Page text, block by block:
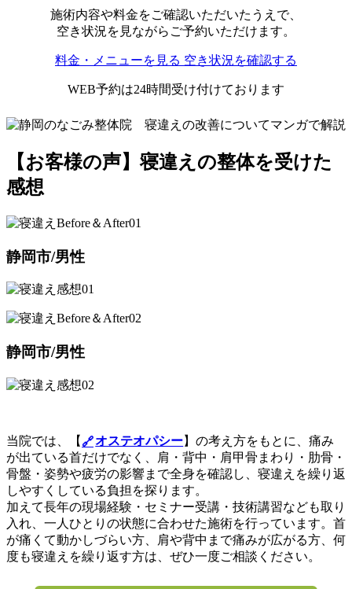
施術内容や料金をご確認いただいたうえで、
空き状況を見ながらご予約いただけます。
料金・メニューを見る 空き状況を確認する
WEB予約は24時間受け付けております
【お客様の声】寝違えの整体を受けた
感想
静岡市/男性
静岡市/男性
当院では、【 オステオパシー】の考え方をもとに、痛み
が出ている首だけでなく、肩・背中・肩甲骨まわり・肋骨・
骨盤・姿勢や疲労の影響まで全身を確認し、寝違えを繰り返
しやすくしている負担を探ります。
加えて長年の現場経験・セミナー受講・技術講習なども取り
入れ、一人ひとりの状態に合わせた施術を行っています。首
が痛くて動かしづらい方、肩や背中まで痛みが広がる方、何
度も寝違えを繰り返す方は、ぜひ一度ご相談ください。